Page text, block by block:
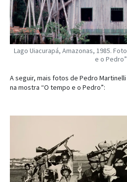
Lago Uiacurapá, Amazonas, 1985.
e o Pedro”
A seguir, mais fotos de Pedro
na mostra “O tempo e o Pedro”: